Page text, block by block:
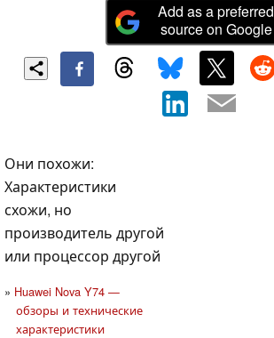
Add as a preferred
source on Google
Они похожи:
Характеристики
схожи, но
производитель другой
или процессор другой
Huawei Nova Y74 —
обзоры и технические
характеристики